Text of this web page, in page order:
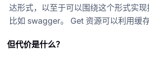
达形式，以至于可以围绕这个形式实现
比如 swagger。 Get 资源可以利用缓
但代价是什么？